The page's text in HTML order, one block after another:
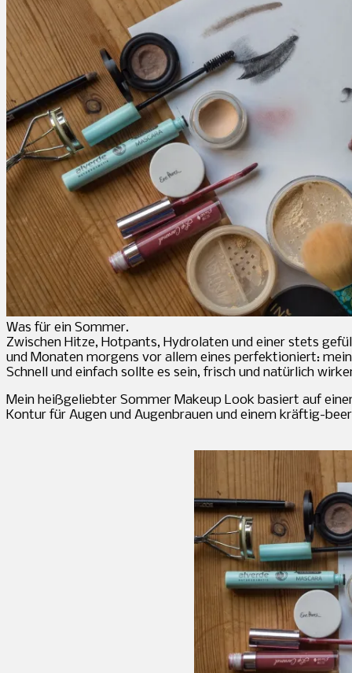
Was für ein Sommer.
Zwischen Hitze, Hotpants, Hydrolaten und einer stets
und Monaten morgens vor allem eines perfektioniert:
Schnell und einfach sollte es sein, frisch und natürlich
Mein heißgeliebter Sommer Makeup Look basiert auf
Kontur für Augen und Augenbrauen und einem kräftig-